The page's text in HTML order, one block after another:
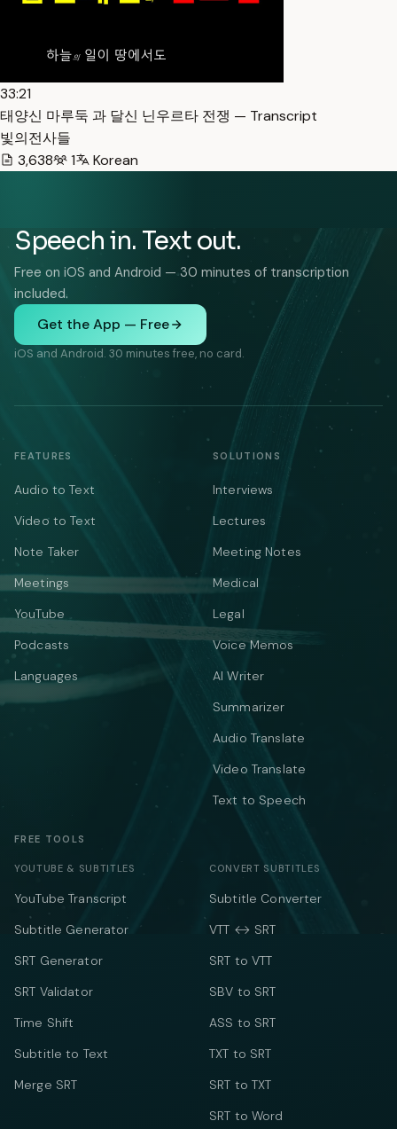
33:21
태양신 마루둑 과 달신 닌우르타 전쟁 — Transcript
빛의전사들
3,638
1 Korean
Speech in. Text out.
Free on iOS and Android — 30 minutes of transcription
included.
Get the App — Free
iOS and Android. 30 minutes free, no card.
FEATURES
Audio to Text
Video to Text
Note Taker
Meetings
YouTube
Podcasts
Languages
SOLUTIONS
Interviews
Lectures
Meeting Notes
Medical
Legal
Voice Memos
AI Writer
Summarizer
Audio Translate
Video Translate
Text to Speech
FREE TOOLS
YOUTUBE & SUBTITLES
YouTube Transcript
Subtitle Generator
SRT Generator
SRT Validator
Time Shift
Subtitle to Text
Merge SRT
CONVERT SUBTITLES
Subtitle Converter
VTT ↔ SRT
SRT to VTT
SBV to SRT
ASS to SRT
TXT to SRT
SRT to TXT
SRT to Word